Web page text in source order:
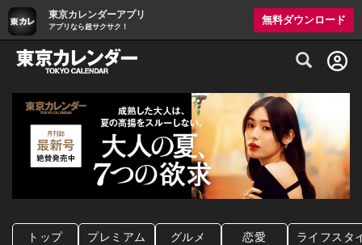
東京カレンダーアプリ
アプリなら超サクサク！
無料ダウンロード
グルメ情報・プレミアムレストラン予約
トップ プレミアム グルメ 恋愛 ライフスタ